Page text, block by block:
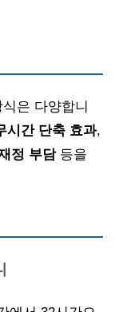
은 다양합니
시간 단축 효과,
정 부담등을